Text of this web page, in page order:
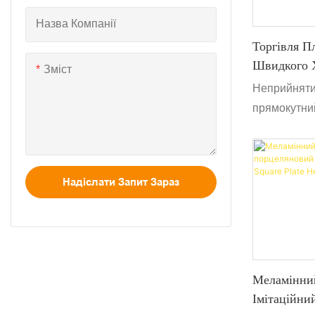
Меламінний посуд
Назва Компанії
Зміст
Надіслати Запит Зараз
Торгівля
Швидкого
Для Їжі
безпеки